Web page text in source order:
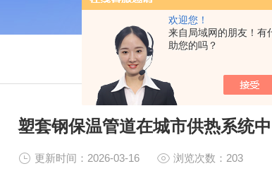
欢迎您！
来自局域网的朋友！有
助您的吗？
塑套钢保温管道在城市供热系统
更新时间：2026-03-16 浏览次数：203